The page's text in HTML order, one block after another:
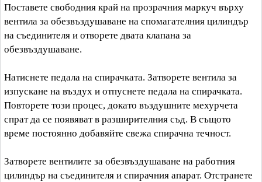
Поставете свободния край на прозрачния маркуч върху
вентила за обезвъздушаване на спомагателния цилиндър
на съединителя и отворете двата клапана за
обезвъздушаване.
Натиснете педала на спирачката. Затворете вентила за
изпускане на въздух и отпуснете педала на спирачката.
Повторете този процес, докато въздушните мехурчета
спрат да се появяват в разширителния съд. В същото
време постоянно добавяйте свежа спирачна течност.
Затворете вентилите за обезвъздушаване на работния
цилиндър на съединителя и спирачния апарат. Отстранете